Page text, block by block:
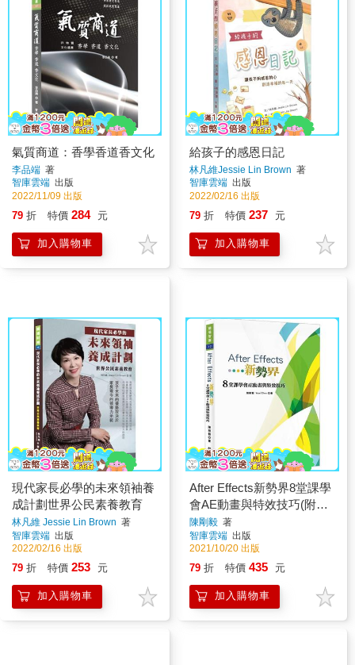
氣質商道：香學香道香文化
李品端 著
智庫雲端 出版
2022/11/09 出版
79 折 特價 284 元
加入購物車
給孩子的感恩日記
林凡維Jessie Lin Brown 著
智庫雲端 出版
2022/02/16 出版
79 折 特價 237 元
加入購物車
現代家長必學的未來領袖養
成計劃世界公民素養教育
林凡維 Jessie Lin Brown 著
智庫雲端 出版
2022/02/16 出版
79 折 特價 253 元
加入購物車
After Effects新勢界8堂課學
會AE動畫與特效技巧(附光
碟)
陳剛毅 著
智庫雲端 出版
2021/10/20 出版
79 折 特價 435 元
加入購物車